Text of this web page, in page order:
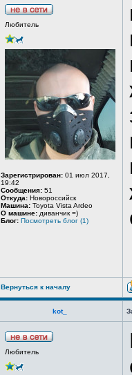
Любитель
Зарегистрирован: 01 июл 2017,
19:42
Сообщения: 51
Откуда: Новороссийск
Машина: Toyota Vista Ardeo
О машине: диванчик =)
Блог: Посмотреть блог (1)
Вернуться к началу
kot_
Любитель